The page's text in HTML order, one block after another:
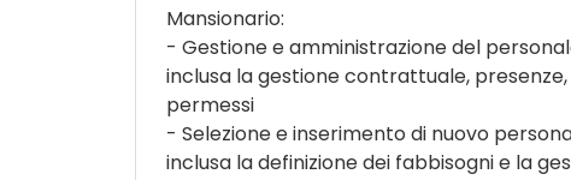
Mansionario:
- Gestione e amministrazione del
inclusa la gestione contrattuale,
permessi
- Selezione e inserimento di nuovo
inclusa la definizione dei fabbisogni e la